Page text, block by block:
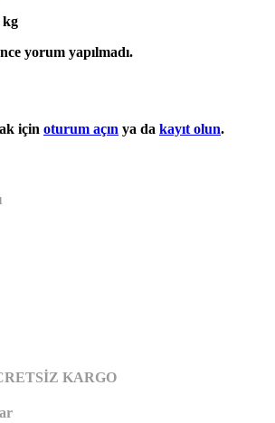
kg
yorum yapılmadı.
için oturum açın ya da kayıt olun.
KARGO